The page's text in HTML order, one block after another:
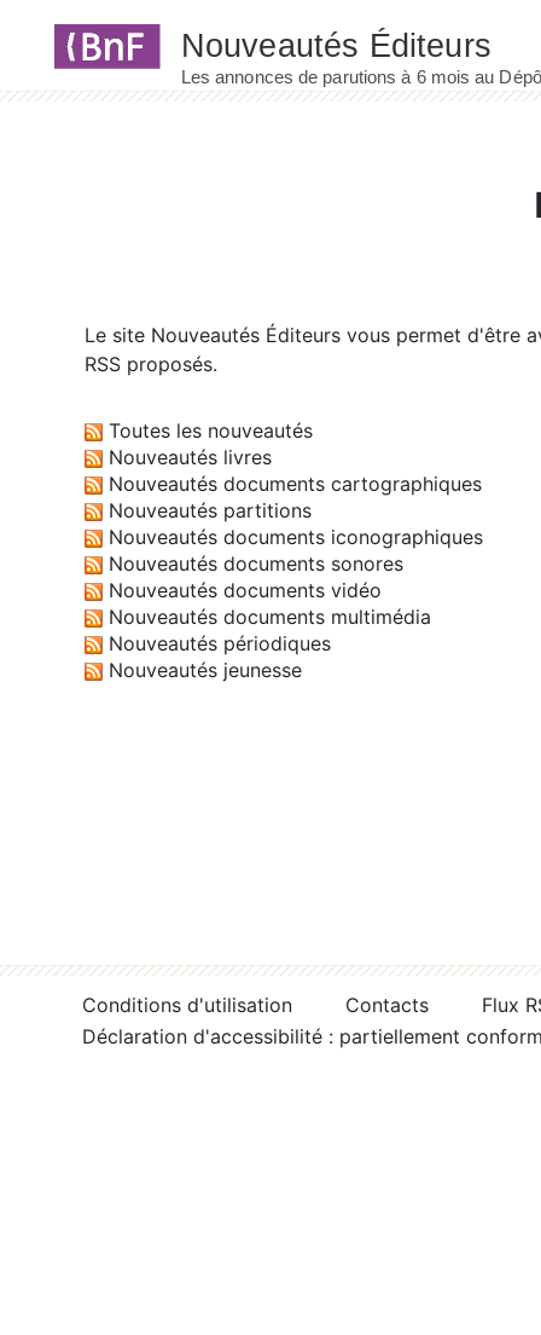
Le site Nouveautés Éditeurs vous permet d'être
RSS proposés.
Toutes les nouveautés
Nouveautés livres
Nouveautés documents cartographiques
Nouveautés partitions
Nouveautés documents iconographiques
Nouveautés documents sonores
Nouveautés documents vidéo
Nouveautés documents multimédia
Nouveautés périodiques
Nouveautés jeunesse
Conditions d'utilisation Contacts
Flux
Déclaration d'accessibilité : partiellement